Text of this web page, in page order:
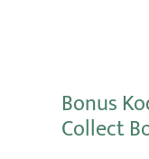
Bonus
Collect